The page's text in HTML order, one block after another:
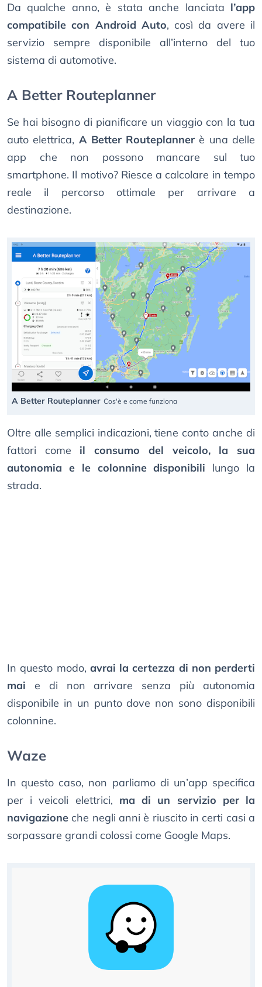
Da qualche anno, è stata anche lanciata l’app
compatibile con Android Auto, così da avere il
servizio sempre disponibile all’interno del tuo
sistema di automotive.
A Better Routeplanner
Se hai bisogno di pianificare un viaggio con la tua
auto elettrica, A Better Routeplanner è una delle
app che non possono mancare sul tuo
smartphone. Il motivo? Riesce a calcolare in tempo
reale il percorso ottimale per arrivare a
destinazione.
A Better Routeplanner Cos'è e come funziona
Oltre alle semplici indicazioni, tiene conto anche di
fattori come il consumo del veicolo, la sua
autonomia e le colonnine disponibili lungo la
strada.
In questo modo, avrai la certezza di non perderti
mai e di non arrivare senza più autonomia
disponibile in un punto dove non sono disponibili
colonnine.
Waze
In questo caso, non parliamo di un’app specifica
per i veicoli elettrici, ma di un servizio per la
navigazione che negli anni è riuscito in certi casi a
sorpassare grandi colossi come Google Maps.